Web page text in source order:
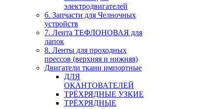
электродвигателей
6. Запчасти для Челночных
устройств
7. Лента ТЕФЛОНОВАЯ для
лапок
8. Ленты для проходных
прессов (верхняя и нижняя)
Двигатели ткани импортные
ДЛЯ
ОКАНТОВАТЕЛЕЙ
ТРЁХРЯДНЫЕ УЗКИЕ
ТРЁХРЯДНЫЕ